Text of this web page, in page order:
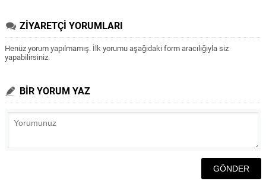
ZİYARETÇİ YORUMLARI
Henüz yorum yapılmamış. İlk yorumu aşağıdaki form aracılığıyla siz
yapabilirsiniz.
BİR YORUM YAZ